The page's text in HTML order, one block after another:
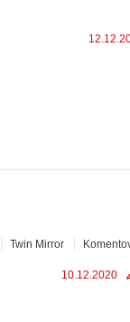
Twin Mirror
10.12.2020